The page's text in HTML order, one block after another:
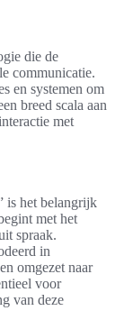
die de
communicatie.
en systemen om
breed scala aan
met
is het belangrijk
met het
spraak.
in
omgezet naar
voor
van deze